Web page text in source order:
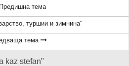
Предишна тема
туршии и зимнина"
тема
kaz stefan"